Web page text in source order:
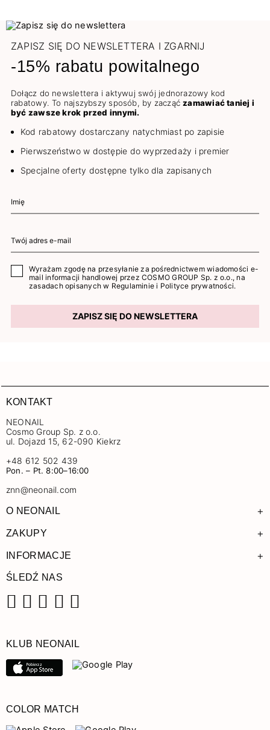
ZAPISZ SIĘ DO NEWSLETTERA I ZGARNIJ
-15% rabatu powitalnego
Dołącz do newslettera i aktywuj swój jednorazowy kod
rabatowy. To najszybszy sposób, by zacząćzamawiać taniej i
być zawsze krok przed innymi.
Kod rabatowy dostarczany natychmiast po zapisie
Pierwszeństwo w dostępie do wyprzedaży i premier
Specjalne oferty dostępne tylko dla zapisanych
Wyrażam zgodę na przesyłanie za pośrednictwem wiadomości e-
mail informacji handlowej przez COSMO GROUP Sp. z o.o., na
zasadach opisanych w Regulaminie i Polityce prywatności.
ZAPISZ SIĘ DO NEWSLETTERA
KONTAKT
NEONAIL
Cosmo Group Sp. z o.o.
ul. Dojazd 15, 62-090 Kiekrz
+48 612 502 439
Pon. – Pt. 8:00–16:00
znn@neonail.com
O NEONAIL +
ZAKUPY +
INFORMACJE +
ŚLEDŹ NAS
KLUB NEONAIL
COLOR MATCH